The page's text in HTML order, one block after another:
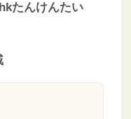
たんけんたい